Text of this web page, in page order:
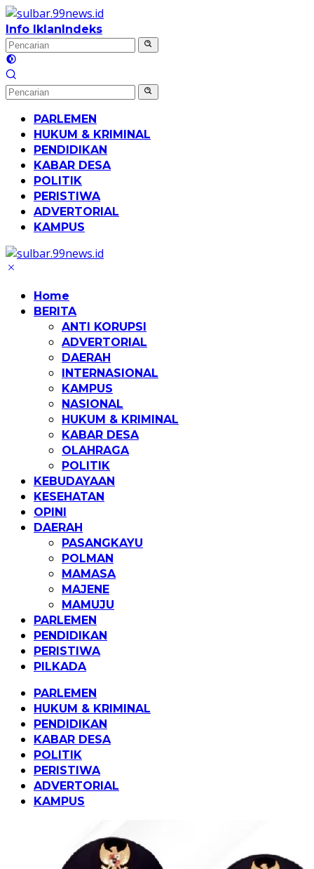
Langsung
ke
konten
Info IklanIndeks
PARLEMEN
HUKUM & KRIMINAL
PENDIDIKAN
KABAR DESA
POLITIK
PERISTIWA
ADVERTORIAL
KAMPUS
Home
BERITA
ANTI KORUPSI
ADVERTORIAL
DAERAH
INTERNASIONAL
KAMPUS
NASIONAL
HUKUM & KRIMINAL
KABAR DESA
OLAHRAGA
POLITIK
KEBUDAYAAN
KESEHATAN
OPINI
DAERAH
PASANGKAYU
POLMAN
MAMASA
MAJENE
MAMUJU
PARLEMEN
PENDIDIKAN
PERISTIWA
PILKADA
PARLEMEN
HUKUM & KRIMINAL
PENDIDIKAN
KABAR DESA
POLITIK
PERISTIWA
ADVERTORIAL
KAMPUS